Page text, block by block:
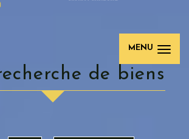
MENU
de biens